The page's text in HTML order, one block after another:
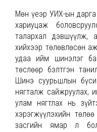
Мөн үеэр УИХ-ын
хариуцаж
талархал дэвшүүлж,
хийхээр төлөвлөсөн
удаа ийм шинэлэг
төслөөр бэлтгэн
Шинэ суурьшлын
нягталж сайжруулах,
улам нягтлах нь
хэрэгжүүлэхийн
засгийн ямар л